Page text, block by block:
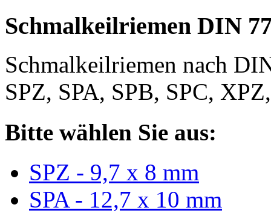
Schmalkeilriemen DIN
Schmalkeilriemen nach
SPZ, SPA, SPB, SPC,
Bitte wählen Sie aus:
SPZ - 9,7 x 8 mm
SPA - 12,7 x 10 mm